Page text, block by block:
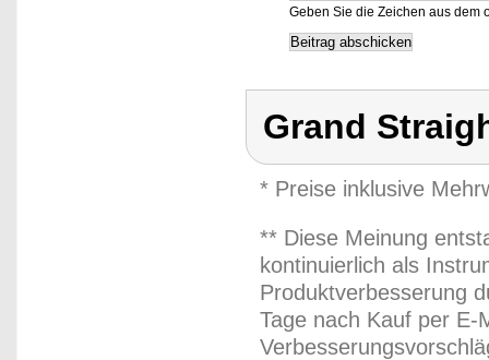
Geben Sie die Zeichen aus dem
Grand
* Preise inklusive
** Diese Meinung
kontinuierlich als
Produktverbesserung
Tage nach Kauf per E-